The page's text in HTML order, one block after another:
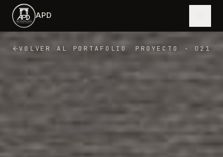
Saltar al contenido principal
APD
VOLVER AL PORTAFOLIO PROYECTO ·021